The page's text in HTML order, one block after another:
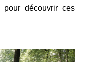
pour découvrir ces